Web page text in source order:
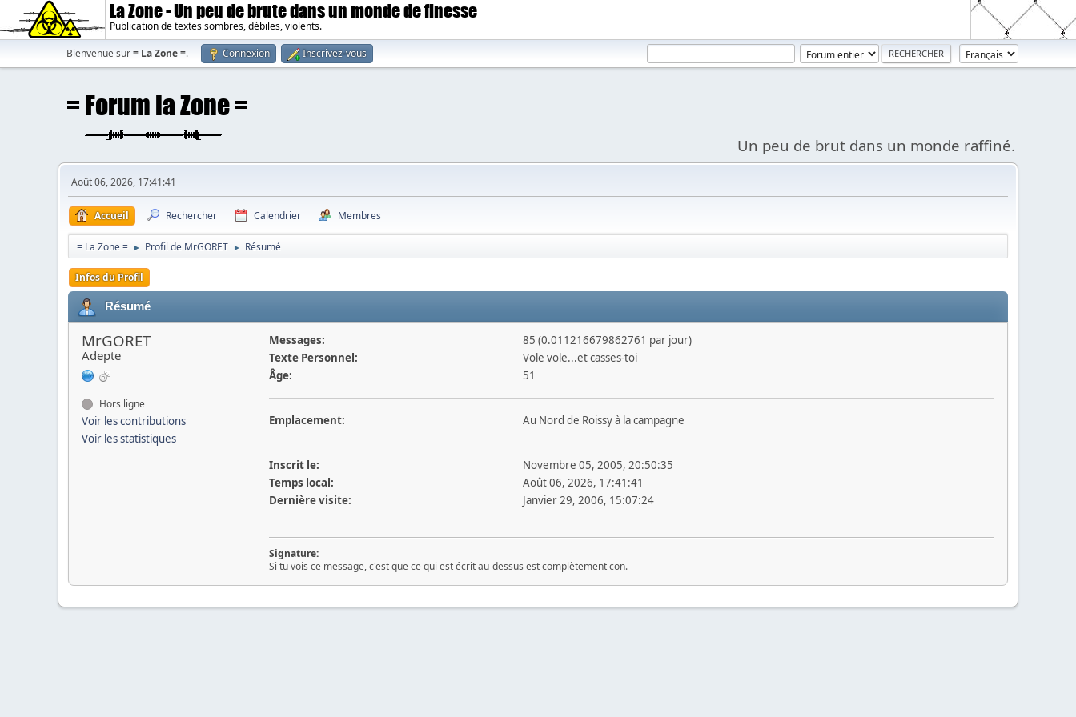
La Zone - Un peu de brute dans un monde de finesse
Publication de textes sombres, débiles, violents.
Bienvenue sur= La Zone =. Connexion Inscrivez-vous
Un peu de brut dans un monde raffiné.
Août 06, 2026, 17:41:41
Accueil Rechercher Calendrier Membres
= La Zone = ► Profil de MrGORET ► Résumé
Infos du Profil
Résumé
MrGORET
Adepte
Hors ligne
Voir les contributions
Voir les statistiques
Messages:
85 (0.011216679862761 par jour)
Texte Personnel:
Vole vole...et casses-toi
Âge:
51
Emplacement: Au Nord de Roissy à la campagne
Inscrit le:
Novembre 05, 2005, 20:50:35
Temps local:
Août 06, 2026, 17:41:41
Dernière visite:
Janvier 29, 2006, 15:07:24
Signature:
Si tu vois ce message, c'est que ce qui est écrit au-dessus est complètement con.